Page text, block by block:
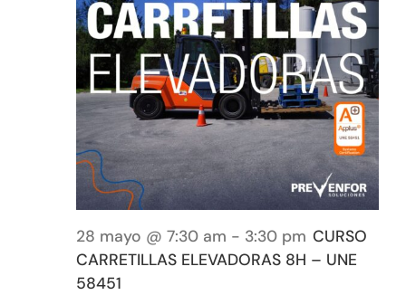
28 mayo @ 7:30 am - 3:30 pm CURSO
CARRETILLAS ELEVADORAS 8H – UNE
58451